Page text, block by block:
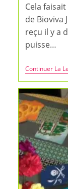
Cela
de Bioviva
reçu il y a
puisse…
Continuer La